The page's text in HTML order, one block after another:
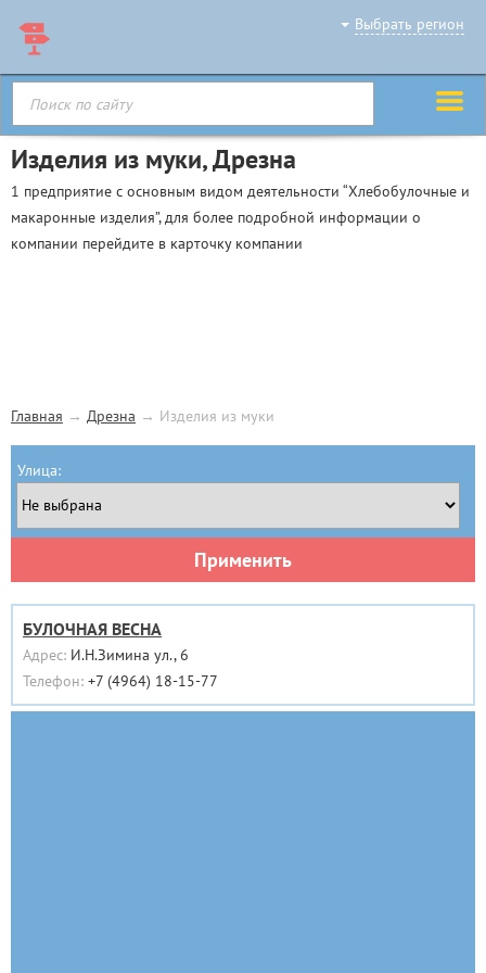
Выбрать регион
Изделия из муки, Дрезна
1 предприятие с основным видом деятельности “Хлебобулочные и
макаронные изделия”, для более подробной информации о
компании перейдите в карточку компании
Главная → Дрезна → Изделия из муки
Улица:
Применить
БУЛОЧНАЯ ВЕСНА
Адрес: И.Н.Зимина ул., 6
Телефон: +7 (4964) 18-15-77